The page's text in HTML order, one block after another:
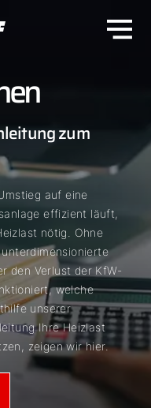
zum
auf eine
effizient läuft,
nötig. Ohne
den Verlust der KfW-
welche
unserer
Ihre Heizlast
zeigen wir hier.